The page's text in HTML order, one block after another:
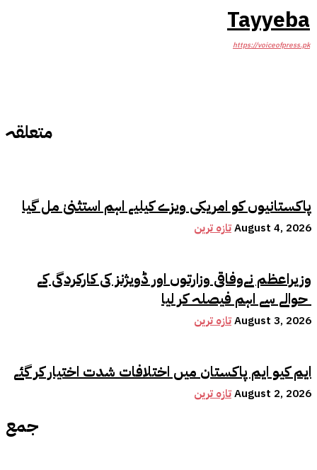
متعلقہ
پاکستانیوں کو امریکی ویزے کیلیے اہم استثنیٰ مل گیا
تازہ ترینAugust 4, 2026
وزیراعظم نےوفاقی وزارتوں اور ڈویژنز کی کارکردگی کے
حوالے سے اہم فیصلہ کر لیا
تازہ ترینAugust 3, 2026
ایم کیو ایم پاکستان میں اختلافات شدت اختیار کر گئے
تازہ ترینAugust 2, 2026
جمع
Tayyeba
https://voiceofpress.pk